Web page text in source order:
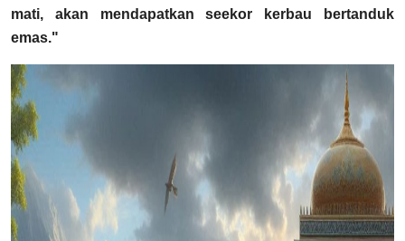
mati, akan mendapatkan seekor kerbau bertanduk
emas."